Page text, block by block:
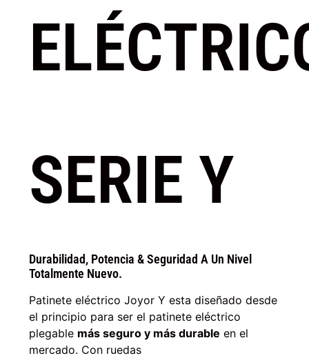
SERIE Y
Durabilidad, Potencia & Seguridad A Un Nivel
Totalmente Nuevo.
Patinete eléctrico Joyor Y esta diseñado desde
el principio para ser el patinete eléctrico
plegable más seguro y más durable en el
mercado. Con ruedas